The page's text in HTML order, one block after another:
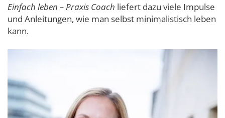
Einfach leben – Praxis Coach liefert dazu viele Impulse
und Anleitungen, wie man selbst minimalistisch leben
kann.